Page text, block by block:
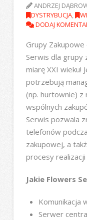
ANDRZEJ
DYSTRYBUCJA,
DODAJ
Grupy
Serwis dla grupy
miarę XXI wieku!
potrzebują
(np. hurtownie) z
wspólnych
Serwis pozwala
telefonów
zakupowej, a
procesy
Jakie Flowers
Komunikacja
Serwer